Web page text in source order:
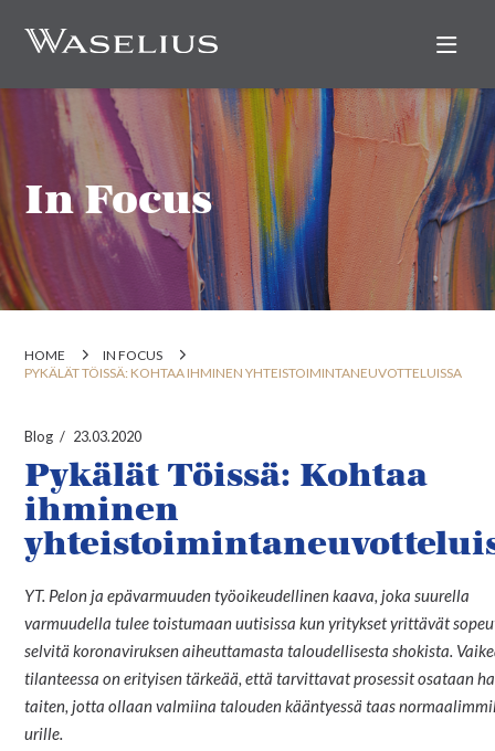
In Focus
HOME
IN FOCUS
PYKÄLÄT TÖISSÄ: KOHTAA IHMINEN YHTEISTOIMINTANEUVOTTELUISSA
Blog 23.03.2020
Pykälät Töissä: Kohtaa
ihminen
YT. Pelon ja epävarmuuden työoikeudellinen kaava, joka suurella
varmuudella tulee toistumaan uutisissa kun yritykset yrittävät
selvitä koronaviruksen aiheuttamasta taloudellisesta shokista.
tilanteessa on erityisen tärkeää, että tarvittavat prosessit osataan
taiten, jotta ollaan valmiina talouden kääntyessä taas
urille.